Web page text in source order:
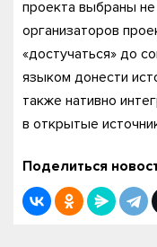
проекта выбраны
организаторов
«достучаться» до
языком донести
также нативно
в открытые
Поделиться